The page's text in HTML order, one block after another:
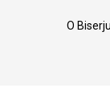
O Biserju